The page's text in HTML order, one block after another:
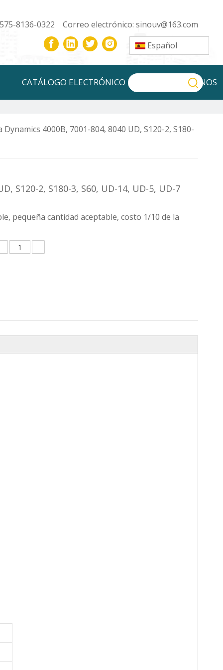
8136-0322 Correo electrónico: sinouv@163.com
Español
CATÁLOGO ELECTRÓNICO CONTÁCTENOS
4000B, 7001-804, 8040 UD, S120-2, S180-
S120-2, S180-3, S60, UD-14, UD-5, UD-7
pequeña cantidad aceptable, costo 1/10 de la